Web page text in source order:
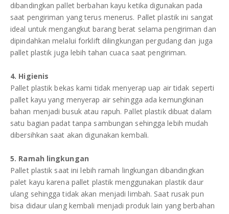
dibandingkan pallet berbahan kayu ketika digunakan pada
saat pengiriman yang terus menerus. Pallet plastik ini sangat
ideal untuk mengangkut barang berat selama pengiriman dan
dipindahkan melalui forklift dilingkungan pergudang dan juga
pallet plastik juga lebih tahan cuaca saat pengiriman.
4. Higienis
Pallet plastik bekas kami tidak menyerap uap air tidak seperti
pallet kayu yang menyerap air sehingga ada kemungkinan
bahan menjadi busuk atau rapuh. Pallet plastik dibuat dalam
satu bagian padat tanpa sambungan sehingga lebih mudah
dibersihkan saat akan digunakan kembali.
5. Ramah lingkungan
Pallet plastik saat ini lebih ramah lingkungan dibandingkan
palet kayu karena pallet plastik menggunakan plastik daur
ulang sehingga tidak akan menjadi limbah. Saat rusak pun
bisa didaur ulang kembali menjadi produk lain yang berbahan